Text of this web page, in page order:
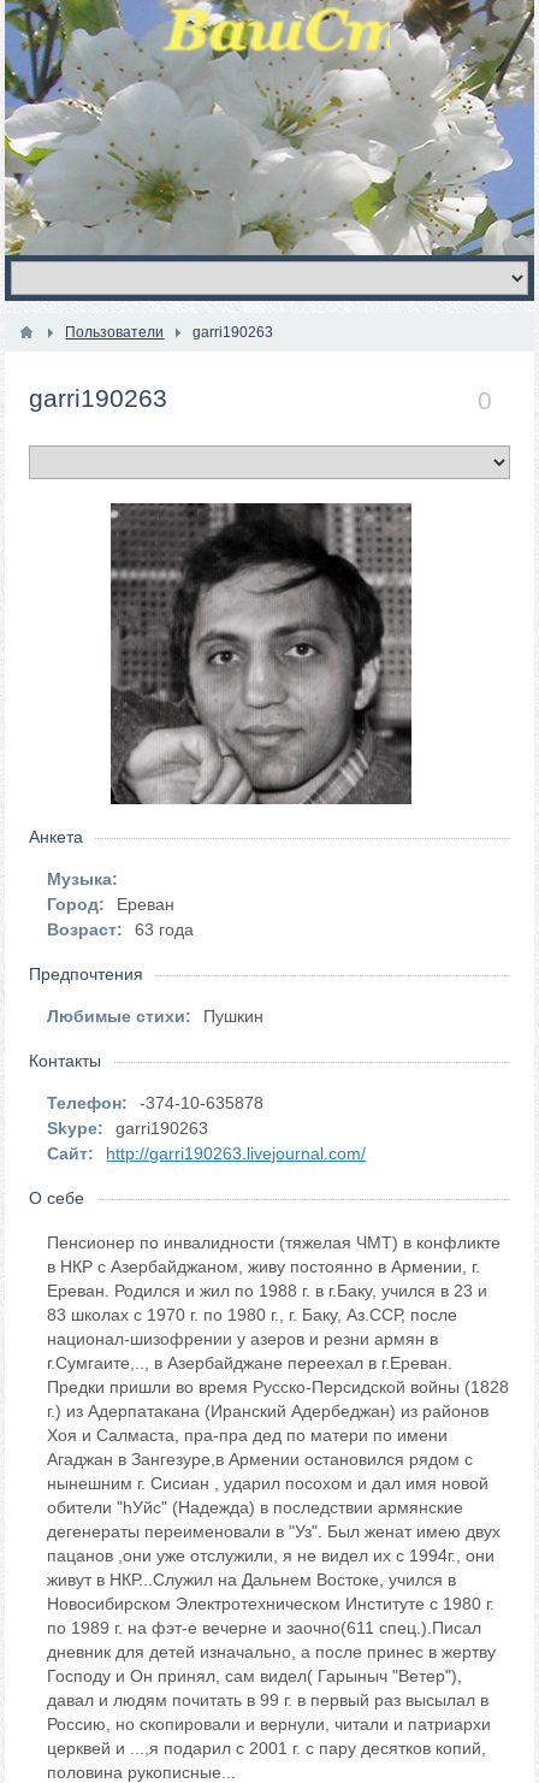
Пользователи garri190263
0
garri190263
Анкета
Музыка:
Город:
Ереван
Возраст:
63 года
Предпочтения
Любимые стихи: Пушкин
Контакты
Телефон:
-374-10-635878
Skype:
garri190263
Сайт:
http://garri190263.livejournal.com/
О себе
Пенсионер по инвалидности (тяжелая ЧМТ) в конфликте
в НКР с Азербайджаном, живу постоянно в Армении, г.
Ереван. Родился и жил по 1988 г. в г.Баку, учился в 23 и
83 школах с 1970 г. по 1980 г., г. Баку, Аз.ССР, после
национал-шизофрении у азеров и резни армян в
г.Сумгаите,.., в Азербайджане переехал в г.Ереван.
Предки пришли во время Русско-Персидской войны (1828
г.) из Адерпатакана (Иранский Адербеджан) из районов
Хоя и Салмаста, пра-пра дед по матери по имени
Агаджан в Зангезуре,в Армении остановился рядом с
нынешним г. Сисиан , ударил посохом и дал имя новой
обители "hУйс" (Надежда) в последствии армянские
дегенераты переименовали в "Уз". Был женат имею двух
пацанов ,они уже отслужили, я не видел их с 1994г., они
живут в НКР...Служил на Дальнем Востоке, учился в
Новосибирском Электротехническом Институте с 1980 г.
по 1989 г. на фэт-е вечерне и заочно(611 спец.).Писал
дневник для детей изначально, а после принес в жертву
Господу и Он принял, сам видел( Гарыныч "Ветер"),
давал и людям почитать в 99 г. в первый раз высылал в
Россию, но скопировали и вернули, читали и патриархи
церквей и ...,я подарил с 2001 г. с пару десятков копий,
половина рукописные...